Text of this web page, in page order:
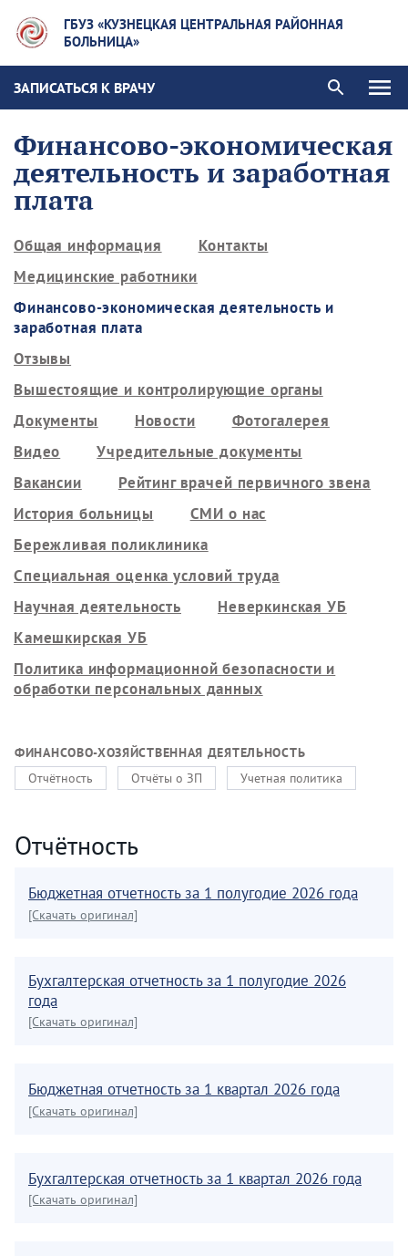
ГБУЗ «КУЗНЕЦКАЯ ЦЕНТРАЛЬНАЯ РАЙОННАЯ
БОЛЬНИЦА»
ЗАПИСАТЬСЯ К ВРАЧУ
Финансово-экономическая
деятельность и заработная
плата
Общая информация
Контакты
Медицинские работники
Финансово-экономическая деятельность и
заработная плата
Отзывы
Вышестоящие и контролирующие органы
Документы
Новости
Фотогалерея
Видео
Учредительные документы
Вакансии
Рейтинг врачей первичного звена
История больницы
СМИ о нас
Бережливая поликлиника
Специальная оценка условий труда
Научная деятельность
Неверкинская УБ
Камешкирская УБ
Политика информационной безопасности и
обработки персональных данных
ФИНАНСОВО-ХОЗЯЙСТВЕННАЯ ДЕЯТЕЛЬНОСТЬ
Отчётность
Отчёты о ЗП Учетная политика
Отчётность
Бюджетная отчетность за 1 полугодие 2026 года
[Скачать оригинал]
Бухгалтерская отчетность за 1 полугодие 2026
года
[Скачать оригинал]
Бюджетная отчетность за 1 квартал 2026 года
[Скачать оригинал]
Бухгалтерская отчетность за 1 квартал 2026 года
[Скачать оригинал]